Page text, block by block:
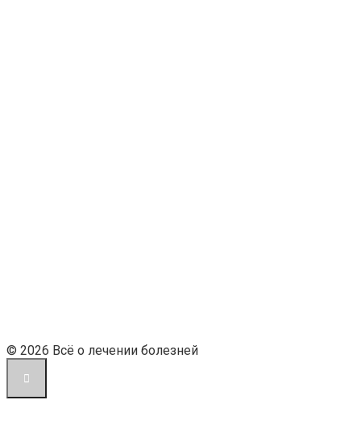
© 2026 Всё о лечении болезней